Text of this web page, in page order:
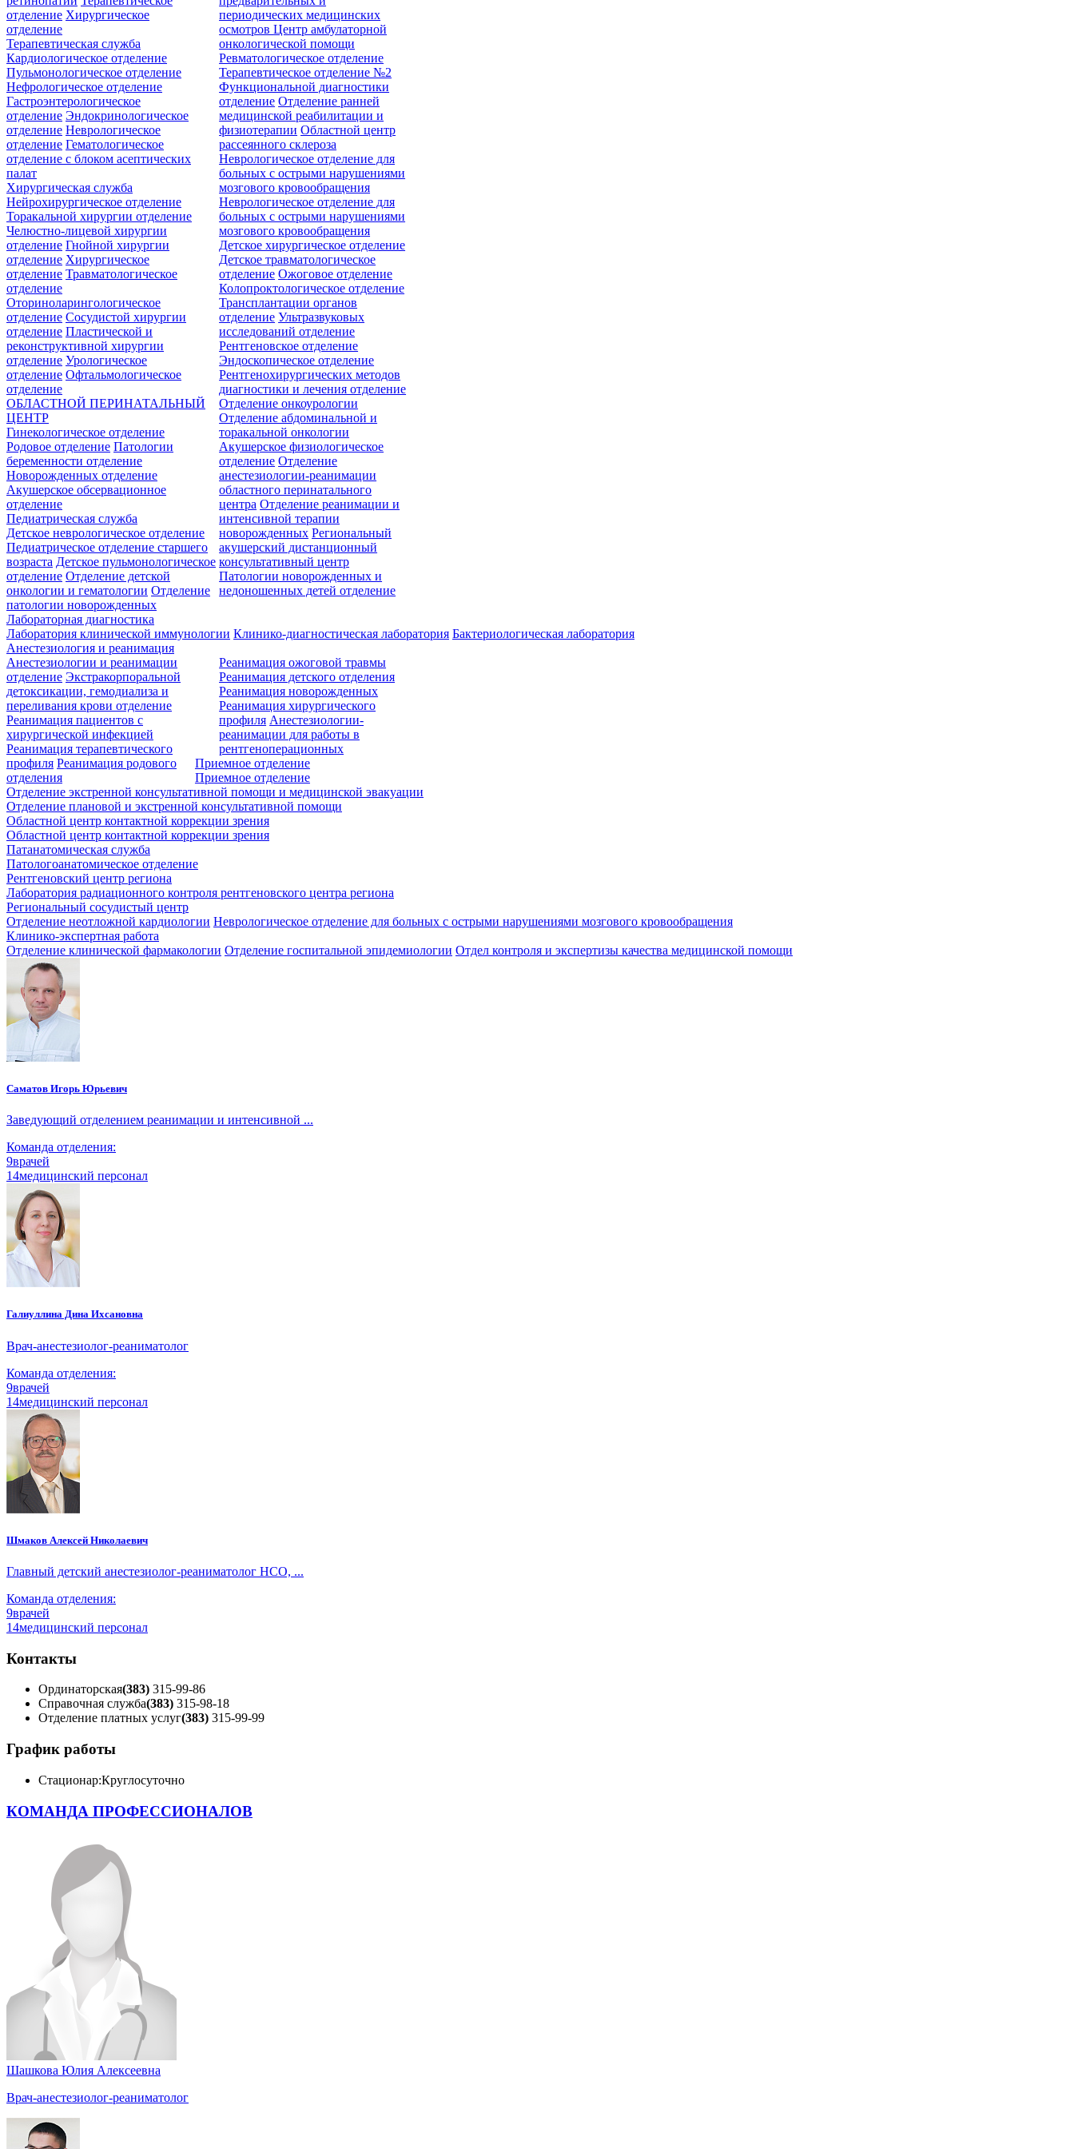
отделение Хирургическое
отделение
периодических медицинских
осмотровЦентр амбулаторной
онкологической помощи
Терапевтическая служба
Кардиологическое отделение
Пульмонологическое отделение
Нефрологическое отделение
Гастроэнтерологическое
отделение Эндокринологическое
отделение Неврологическое
отделение Гематологическое
отделение c блоком асептических
палат
Ревматологическое отделение
Терапевтическое отделение №2
Функциональной диагностики
отделение Отделение ранней
медицинской реабилитации и
физиотерапии Областной центр
рассеянного склероза
Неврологическое отделение для
больных с острыми нарушениями
мозгового кровообращения
Неврологическое отделение для
больных с острыми нарушениями
мозгового кровообращения
Хирургическая служба
Нейрохирургическое отделение
Торакальной хирургии отделение
Челюстно-лицевой хирургии
отделение Гнойной хирургии
отделение Хирургическое
отделение Травматологическое
отделение
Оториноларингологическое
отделение Сосудистой хирургии
отделение Пластической и
реконструктивной хирургии
отделение Урологическое
отделение Офтальмологическое
отделение
Детское хирургическое отделение
Детское травматологическое
отделение Ожоговое отделение
Колопроктологическое отделение
Трансплантации органов
отделение Ультразвуковых
исследований отделение
Рентгеновское отделение
Эндоскопическое отделение
Рентгенохирургических методов
диагностики и лечения отделение
Отделение онкоурологии
Отделение абдоминальной и
торакальной онкологии
ОБЛАСТНОЙ ПЕРИНАТАЛЬНЫЙ
ЦЕНТР
Гинекологическое отделение
Родовое отделение Патологии
беременности отделение
Новорожденных отделение
Акушерское обсервационное
отделение
Акушерское физиологическое
отделение Отделение
анестезиологии-реанимации
областного перинатального
центра Отделение реанимации и
интенсивной терапии
новорожденных Региональный
акушерский дистанционный
консультативный центр
Патологии новорожденных и
недоношенных детей отделение
Педиатрическая служба
Детское неврологическое отделение
Педиатрическое отделение старшего
возраста Детское пульмонологическое
отделение Отделение детской
онкологии и гематологии Отделение
патологии новорожденных
Лабораторная диагностика
Лаборатория клинической иммунологии Клинико-диагностическая лаборатория Бактериологическая лаборатория
Анестезиология и реанимация
Анестезиологии и реанимации
отделение Экстракорпоральной
детоксикации, гемодиализа и
переливания крови отделение
Реанимация пациентов с
хирургической инфекцией
Реанимация терапевтического
профиля Реанимация родового
отделения
Реанимация ожоговой травмы
Реанимация детского отделения
Реанимация новорожденных
Реанимация хирургического
профиля Анестезиологии-
реанимации для работы в
рентгеноперационных
Приемное отделение
Приемное отделение
Отделение экстренной консультативной помощи и медицинской эвакуации
Отделение плановой и экстренной консультативной помощи
Областной центр контактной коррекции зрения
Областной центр контактной коррекции зрения
Патанатомическая служба
Патологоанатомическое отделение
Рентгеновский центр региона
Лаборатория радиационного контроля рентгеновского центра региона
Региональный сосудистый центр
Отделение неотложной кардиологии Неврологическое отделение для больных с острыми нарушениями мозгового кровообращения
Клинико-экспертная работа
Отделение клинической фармакологии Отделение госпитальной эпидемиологии Отдел контроля и экспертизы качества медицинской помощи
Саматов Игорь Юрьевич
Заведующий отделением реанимации и интенсивной ...
Команда отделения:
9врачей
14медицинский персонал
Галиуллина Дина Ихсановна
Врач-анестезиолог-реаниматолог
Команда отделения:
9врачей
14медицинский персонал
Шмаков Алексей Николаевич
Главный детский анестезиолог-реаниматолог НСО, ...
Команда отделения:
9врачей
14медицинский персонал
Контакты
Ординаторская(383) 315-99-86
Справочная служба(383) 315-98-18
Отделение платных услуг(383) 315-99-99
График работы
Стационар:Круглосуточно
КОМАНДА ПРОФЕССИОНАЛОВ
Шашкова Юлия Алексеевна
Врач-анестезиолог-реаниматолог